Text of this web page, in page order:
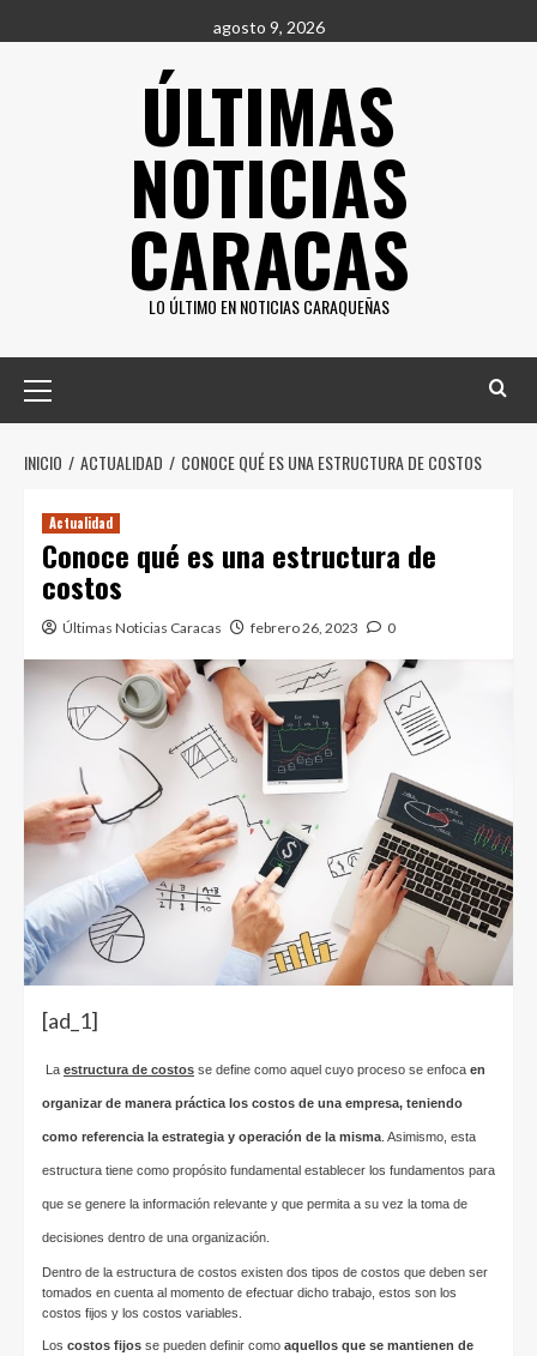
al
agosto 9, 2026
ÚLTIMAS
NOTICIAS
CARACAS
LO ÚLTIMO EN NOTICIAS CARAQUEÑAS
principal
INICIO ACTUALIDAD CONOCE QUÉ ES UNA ESTRUCTURA DE COSTOS
Actualidad
Conoce qué es una estructura de
costos
Últimas Noticias Caracas febrero 26, 2023 0
[ad_1]
La estructura de costos se define como aquel cuyo proceso se enfoca en
organizar de manera práctica los costos de una empresa, teniendo
como referencia la estrategia y operación de la misma . Asimismo, esta
estructura tiene como propósito fundamental establecer los fundamentos para
que se genere la información relevante y que permita a su vez la toma de
decisiones dentro de una organización.
Dentro de la estructura de costos existen dos tipos de costos que deben ser
tomados en cuenta al momento de efectuar dicho trabajo, estos son los
costos fijos y los costos variables.
Los costos fijos se pueden definir como aquellos que se mantienen de